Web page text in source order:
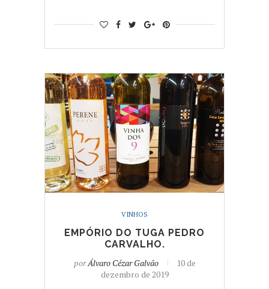
VINHOS
EMPÓRIO DO TUGA PEDRO
CARVALHO.
porÁlvaro Cézar Galvão
10 de
dezembro de 2019